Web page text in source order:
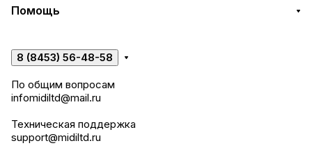
Помощь
8 (8453) 56-48-58
По общим вопросам
infomidiltd@mail.ru
Техническая поддержка
support@midiltd.ru